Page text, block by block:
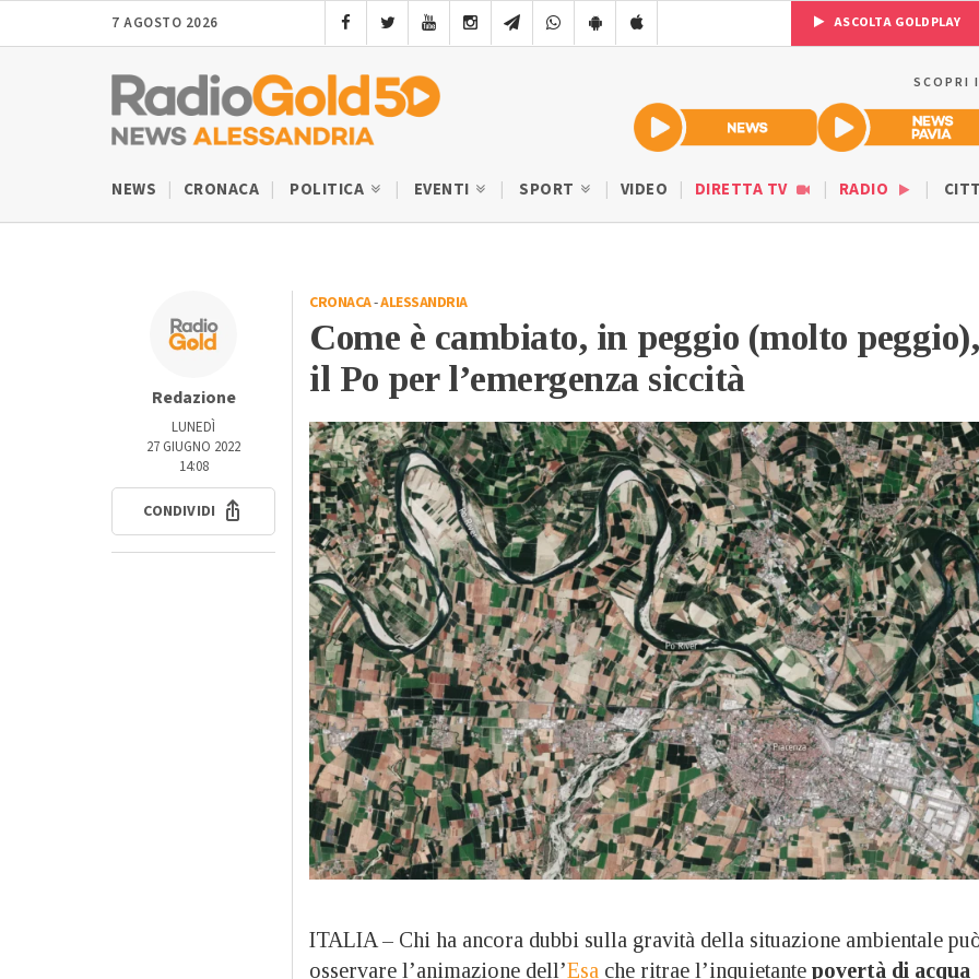
7 AGOSTO 2026 ASCOLTA GOLDPLAY
SCOPRI
NEWS CRONACA POLITICA EVENTI SPORT VIDEO DIRETTA TV RADIO
Redazione
LUNEDÌ
27 GIUGNO 2022
14:08
CONDIVIDI
CRONACA-ALESSANDRIA
Come è cambiato, in peggio (molto peggio),
il Po per l’emergenza siccità
ITALIA – Chi ha ancora dubbi sulla gravità della situazione ambientale
osservare l’animazione dell’Esa che ritrae l’inquietante povertà di acqua